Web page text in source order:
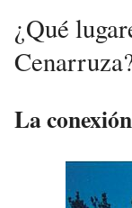
¿Qué
La